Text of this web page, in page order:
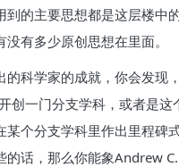
到的主要思想都是这层楼中
有多少原创思想在里面。
的科学家的成就，你会发现
创一门分支学科，或者是这
某个分支学科里作出里程碑
的话，那么你能象Andrew C.